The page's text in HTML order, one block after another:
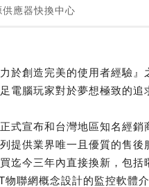
應器快換中心
於創造完美的使用者經驗
電腦玩家對於夢想極致的追
式宣布和台灣地區知名經
提供業界唯一且優質的售
迄今三年內直接換新，包
物聯網概念設計的監控軟體